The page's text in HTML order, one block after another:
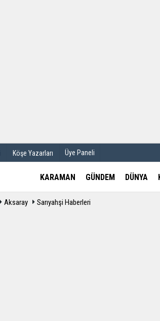
Köşe Yazarları Üye Paneli
KARAMAN GÜNDEM DÜNYA
Aksaray Sarıyahşi Haberleri